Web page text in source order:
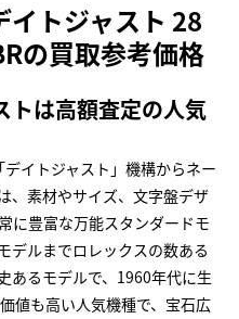
イトジャスト 28
の買取参考価格
トは高額査定の人気
イトジャスト」機構からネー
、素材やサイズ、文字盤デザ
に豊富な万能スタンダードモ
デルまでロレックスの数ある
あるモデルで、1960年代に生
値も高い人気機種で、宝石広